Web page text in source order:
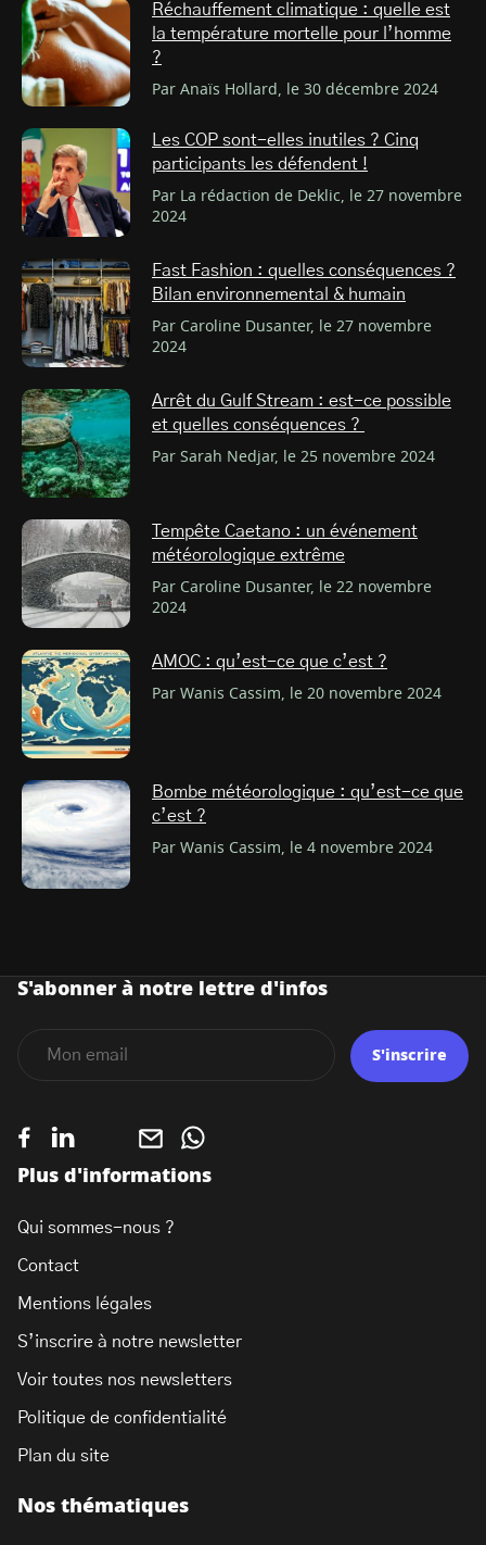
Réchauffement climatique : quelle est
la température mortelle pour l’homme
?
Par Anaïs Hollard, le 30 décembre 2024
Les COP sont-elles inutiles ? Cinq
participants les défendent !
Par La rédaction de Deklic, le 27 novembre
2024
Fast Fashion : quelles conséquences ?
Bilan environnemental & humain
Par Caroline Dusanter, le 27 novembre
2024
Arrêt du Gulf Stream : est-ce possible
et quelles conséquences ?
Par Sarah Nedjar, le 25 novembre 2024
Tempête Caetano : un événement
météorologique extrême
Par Caroline Dusanter, le 22 novembre
2024
AMOC : qu’est-ce que c’est ?
Par Wanis Cassim, le 20 novembre 2024
Bombe météorologique : qu’est-ce que
c’est ?
Par Wanis Cassim, le 4 novembre 2024
Nos thématiques
Plus d'informations
Qui sommes-nous ?
Contact
Mentions légales
S’inscrire à notre newsletter
Voir toutes nos newsletters
Politique de confidentialité
Plan du site
S'abonner à notre lettre d'infos
S'inscrire